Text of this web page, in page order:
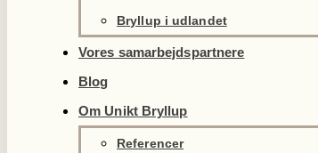
Bryllup i udlandet
Vores samarbejdspartnere
Blog
Om Unikt Bryllup
Referencer